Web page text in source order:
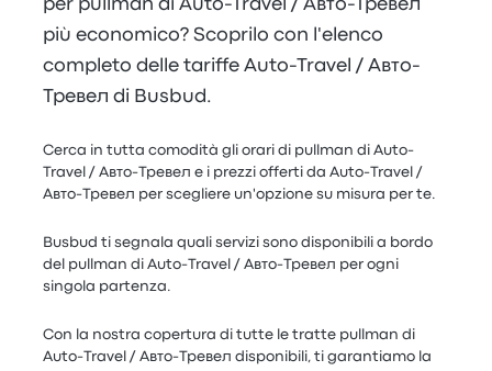
per pullman di Auto-Travel / Авто-Тревел
più economico? Scoprilo con l'elenco
completo delle tariffe Auto-Travel / Авто-
Тревел di Busbud.
Cerca in tutta comodità gli orari di pullman di Auto-
Travel / Авто-Тревел e i prezzi offerti da Auto-Travel /
Авто-Тревел per scegliere un'opzione su misura per te.
Busbud ti segnala quali servizi sono disponibili a bordo
del pullman di Auto-Travel / Авто-Тревел per ogni
singola partenza.
Con la nostra copertura di tutte le tratte pullman di
Auto-Travel / Авто-Тревел disponibili, ti garantiamo la